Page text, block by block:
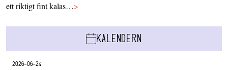
ett riktigt fint kalas…>
KALENDERN
2026-06-24